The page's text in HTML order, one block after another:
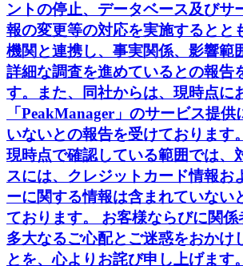
ントの停止、データベース及びサ
報の変更等の対応を実施するとと
機関と連携し、事実関係、影響範
詳細な調査を進めているとの報告
す。また、同社からは、現時点に
「PeakManager」のサービス提
いないとの報告を受けております
現時点で確認している範囲では、
スには、クレジットカード情報お
ーに関する情報は含まれていない
ております。 お客様ならびに関係
多大なるご心配とご迷惑をおかけ
とを、心よりお詫び申し上げます